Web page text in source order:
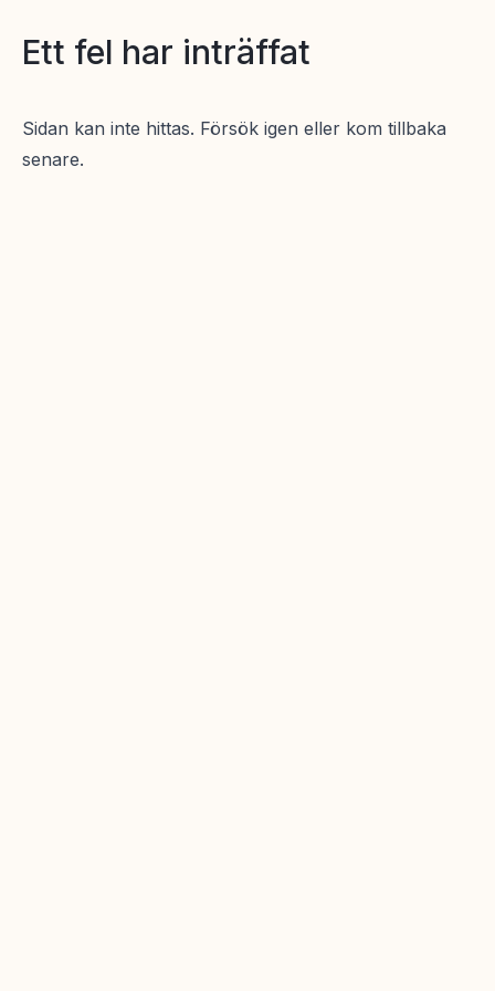
Ett fel har inträffat
Sidan kan inte hittas. Försök igen eller kom tillbaka
senare.